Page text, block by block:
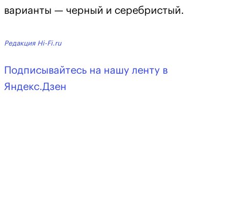
варианты — черный и серебристый.
Редакция Hi-Fi.ru
Подписывайтесь на нашу ленту в
Яндекс.Дзен